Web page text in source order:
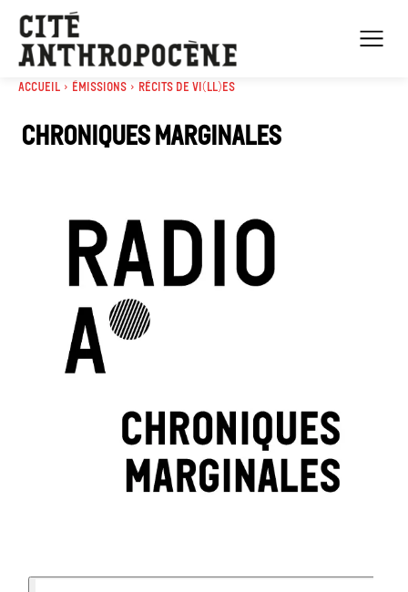
Accueil Émissions Récits de Vi(ll)es
Chroniques marginales